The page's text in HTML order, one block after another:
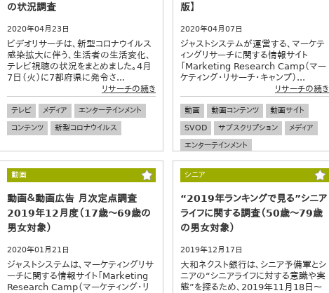
の状況調査
2020年04月23日
ビデオリサーチは、新型コロナウイルス
感染拡大に伴う、生活者の生活変化、
テレビ視聴の状況をまとめました。4月
7日（火）に7都府県に発令さ...
リサーチの続き
テレビ メディア
エンターテインメント
コンテンツ
新型コロナウイルス
版】
2020年04月07日
ジャストシステムが運営する、マーケテ
ィングリサーチに関する情報サイト
「Marketing Research Camp（マー
ケティング・リサーチ・キャンプ）...
リサーチの続き
動画 動画コンテンツ
動画サイト
SVOD
サブスクリプション
メディア
エンターテインメント
動画
動画＆動画広告 月次定点調査
2019年12月度（17歳～69歳の
男女対象）
2020年01月21日
ジャストシステムは、マーケティングリサ
ーチに関する情報サイト「Marketing
Research Camp（マーケティング・リ
シニア
“2019年ランキングで見る”シニア
ライフに関する調査（50歳～79歳
の男女対象）
2019年12月17日
大和ネクスト銀行は、シニア予備軍とシ
ニアの“シニアライフに対する意識や実
態”を探るため、2019年11月18日～